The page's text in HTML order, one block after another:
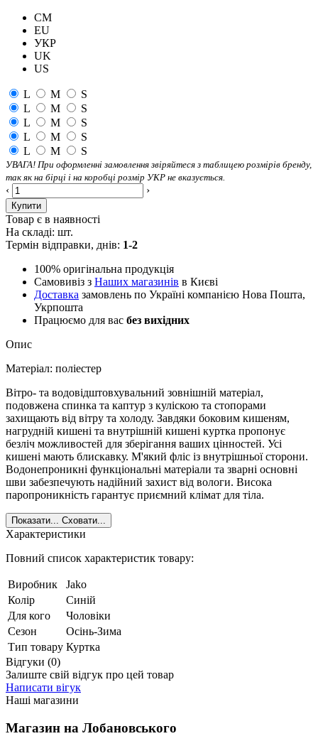
CM
EU
УКР
UK
US
L M
S
L
M
S
L
M
S
L
M
S
L
M S
УВАГА! При оформленні замовлення звіряйтеся з таблицею розмірів бренду,
так як на бірці і на коробці розмір УКР не вказується.
‹ ›
Купити
Товар є в наявності
На складі: шт.
Термін відправки, днів: 1-2
100% оригінальна продукція
Самовивіз з Наших магазинів в Києві
Доставка замовлень по Україні компанією Нова Пошта,
Укрпошта
Працюємо для вас без вихідних
Опис
Матеріал: поліестер
Вітро- та водовідштовхувальний зовнішній матеріал,
подовжена спинка та каптур з куліскою та стопорами
захищають від вітру та холоду. Завдяки боковим кишеням,
нагрудній кишені та внутрішній кишені куртка пропонує
безліч можливостей для зберігання ваших цінностей. Усі
кишені мають блискавку. М'який фліс із внутрішньої сторони.
Водонепроникні функціональні матеріали та зварні основні
шви забезпечують надійний захист від вологи. Висока
паропроникність гарантує приємний клімат для тіла.
Показати... Сховати...
Характеристики
Повний список характеристик товару:
Виробник
Jako
Колір
Синій
Для кого
Чоловіки
Сезон
Осінь-Зима
Тип товару Куртка
Відгуки (0)
Залиште свій відгук про цей товар
Написати вігук
Наші магазини
Магазин на Лобановського